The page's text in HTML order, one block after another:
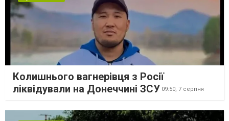
Колишнього вагнерівця з Росії
ліквідували на Донеччині ЗСУ 09:50, 7 серпня